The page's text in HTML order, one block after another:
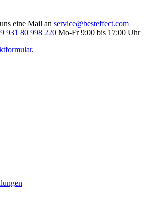
eine Mail an service@besteffect.com
931 80 998 220 Mo-Fr 9:00 bis 17:00 Uhr
.